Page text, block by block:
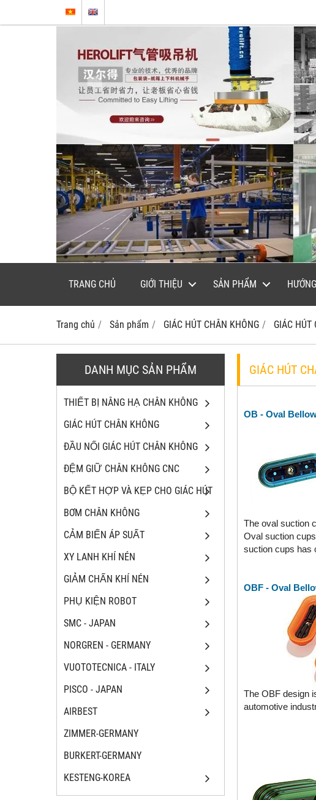
TRANG CHỦ GIỚI THIỆU SẢN PHẨM
Trang chủ Sản phẩm GIÁC HÚT CHÂN KHÔNG GIÁC HÚT
DANH MỤC SẢN PHẨM
THIẾT BỊ NÂNG HẠ CHÂN KHÔNG
GIÁC HÚT CHÂN KHÔNG
ĐẦU NỐI GIÁC HÚT CHÂN KHÔNG
ĐỆM GIỮ CHÂN KHÔNG CNC
BỘ KẾT HỢP VÀ KẸP CHO GIÁC HÚT
BƠM CHÂN KHÔNG
CẢM BIẾN ÁP SUẤT
XY LANH KHÍ NÉN
GIẢM CHẤN KHÍ NÉN
PHỤ KIỆN ROBOT
SMC - JAPAN
NORGREN - GERMANY
VUOTOTECNICA - ITALY
PISCO - JAPAN
AIRBEST
ZIMMER-GERMANY
BURKERT-GERMANY
KESTENG-KOREA
GIÁC HÚT
OB - Oval
The oval suction
Oval suction
suction cups has
OBF - Oval
The OBF design
automotive